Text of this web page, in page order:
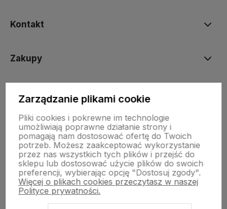
Kontakt
Zakupy
Informacje prawne
Sklep internetowy Shoper.pl Szablon Shoper Modern 3.0™
GrowCommerce
Zarządzanie plikami cookie
Pliki cookies i pokrewne im technologie
umożliwiają poprawne działanie strony i
pomagają nam dostosować ofertę do Twoich
potrzeb. Możesz zaakceptować wykorzystanie
przez nas wszystkich tych plików i przejść do
sklepu lub dostosować użycie plików do swoich
preferencji, wybierając opcję "Dostosuj zgody".
Więcej o plikach cookies przeczytasz w naszej
Polityce prywatności.